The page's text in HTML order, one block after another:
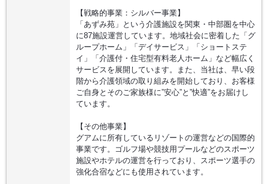
【戦略的事業：シルバー事業】
「あずみ苑」という介護施設を関東・中部圏を中心
に87施設運営しています。地域社会に密着した「グ
ループホーム」「デイサービス」「ショートステ
イ」「介護付・住宅型有料老人ホーム」など幅広く
サービスを展開しています。また、当社は、早い段
階から介護領域の取り組みを開始しており、お客様
ご自身とそのご家族様に”安心”と”快適”をお届けし
ています。
【その他事業】
グアムに所有しているリゾートの運営などの国際的
事業です。ゴルフ場や競技用プールなどのスポーツ
施設やホテルの運営を行っており、スポーツ選手の
強化合宿などにも使用されています。